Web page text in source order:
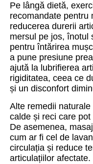
Pe lângă dietă,
recomandate pentru
reducerea durerii
mersul pe jos, înotul
pentru întărirea
a pune presiune
ajută la lubrifierea
rigiditatea, ceea ce
și un disconfort
Alte remedii
calde și reci care
De asemenea,
cum ar fi cel de
circulația și reduce
articulațiilor afectate.